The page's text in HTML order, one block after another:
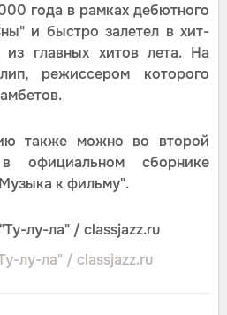
года в рамках дебютного
и быстро залетел в хит-
главных хитов лета. На
режиссером которого
также можно во второй
официальном сборнике
к фильму".
лу-ла" / classjazz.ru